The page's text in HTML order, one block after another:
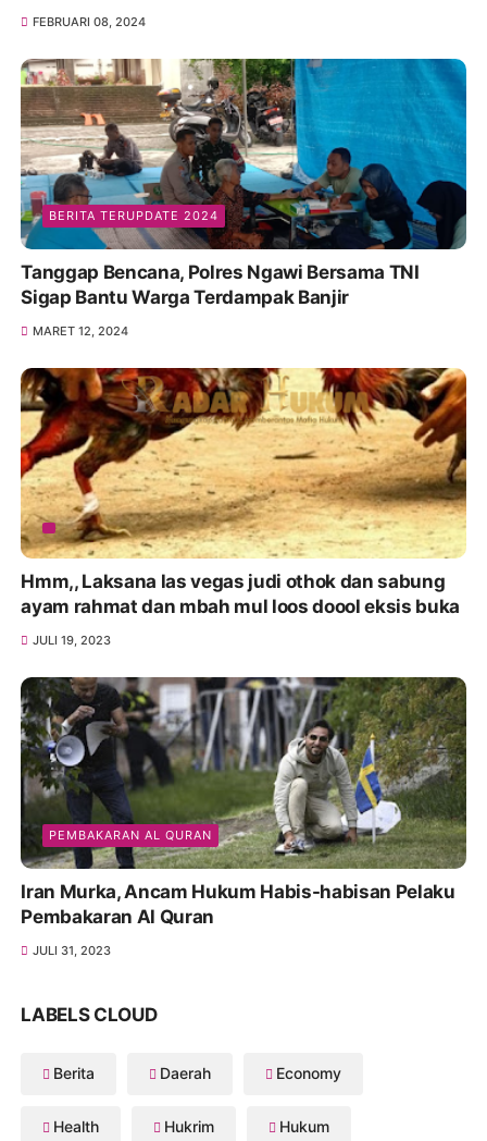
FEBRUARI 08, 2024
BERITA TERUPDATE 2024
Tanggap Bencana, Polres Ngawi Bersama TNI
Sigap Bantu Warga Terdampak Banjir
MARET 12, 2024
Hmm,, Laksana las vegas judi othok dan sabung
ayam rahmat dan mbah mul loos doool eksis buka
JULI 19, 2023
PEMBAKARAN AL QURAN
Iran Murka, Ancam Hukum Habis-habisan Pelaku
Pembakaran Al Quran
JULI 31, 2023
LABELS CLOUD
Berita Daerah Economy
Health Hukrim Hukum